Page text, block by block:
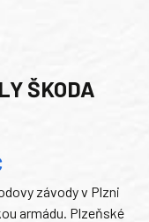
ŠKODA
závody v Plzni
armádu. Plzeňské